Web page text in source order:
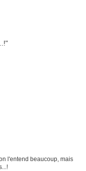
l'entend beaucoup, mais